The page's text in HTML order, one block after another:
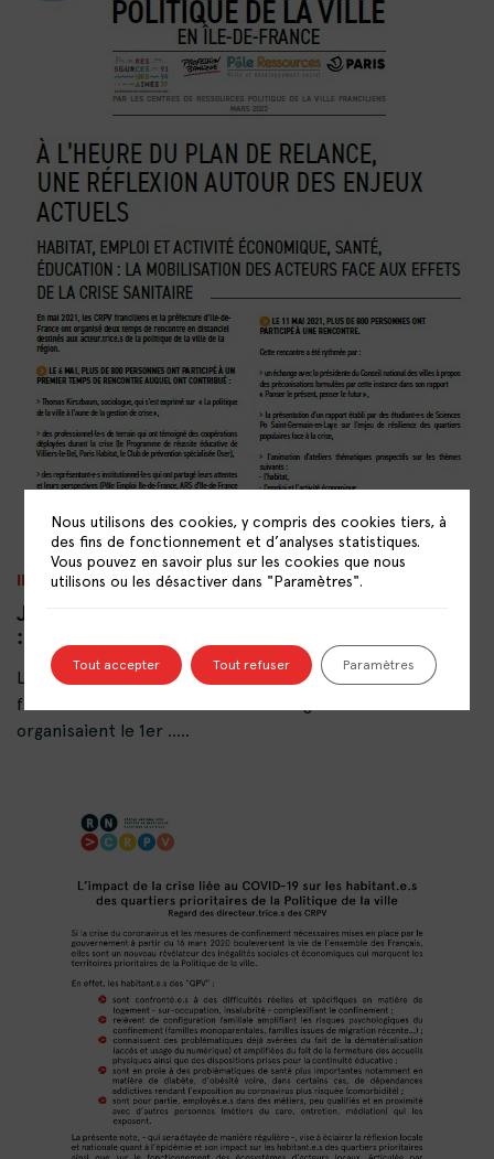
INTERCENTRES
Journées Politique de la ville en Île-de-France
: une réflexion autour des enjeux actuels
Les Centres de Ressources Politique de la Ville (CRPV)
franciliens et la Préfecture de la Région d’Île-de-France
organisaient le 1er .....
Nous utilisons des cookies, y compris des cookies tiers, à
des fins de fonctionnement et d’analyses statistiques.
Vous pouvez en savoir plus sur les cookies que nous
utilisons ou les désactiver dans "Paramètres".
Tout accepter Tout refuser Paramètres